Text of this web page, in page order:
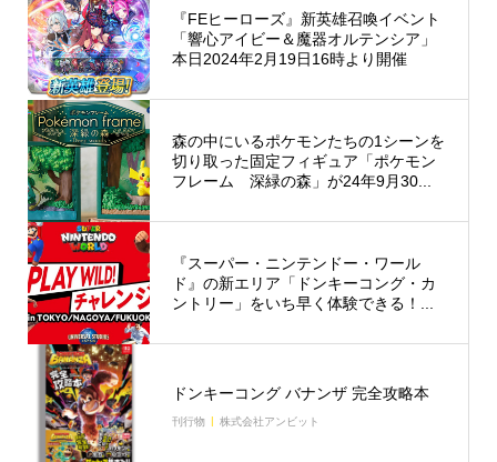
『FEヒーローズ』新英雄召喚イベント
「響心アイビー＆魔器オルテンシア」
本日2024年2月19日16時より開催
森の中にいるポケモンたちの1シーンを
切り取った固定フィギュア「ポケモン
フレーム 深緑の森」が24年9月30...
『スーパー・ニンテンドー・ワール
ド』の新エリア「ドンキーコング・カ
ントリー」をいち早く体験できる！...
ドンキーコング バナンザ 完全攻略本
刊行物 株式会社アンビット